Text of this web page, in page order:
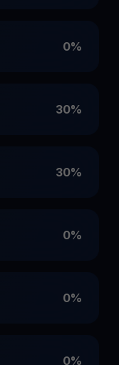
0%
30%
30%
0%
0%
0%